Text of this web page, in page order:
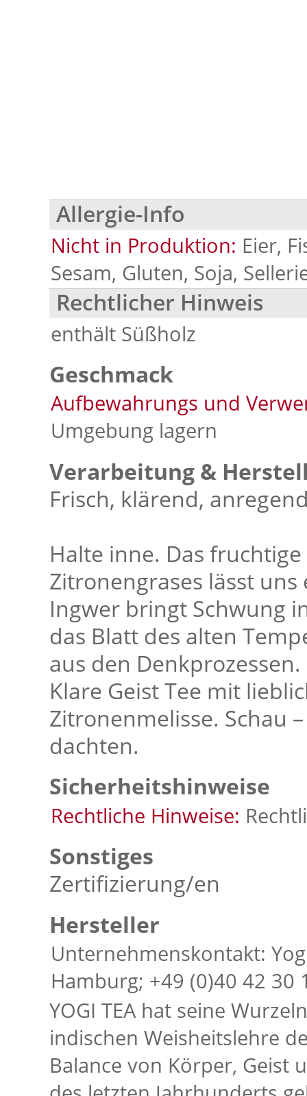
Allergie-Info
Nicht in Produktion: Eier,
Sesam, Gluten, Soja,
Rechtlicher Hinweis
enthält Süßholz
Geschmack
Aufbewahrungs und
Umgebung lagern
Verarbeitung &
Frisch, klärend,
Halte inne. Das
Zitronengrases lässt
Ingwer bringt Schwung
das Blatt des alten
aus den
Klare Geist Tee mit
Zitronenmelisse. Schau
dachten.
Sicherheitshinweise
Rechtliche Hinweise:
Sonstiges
Zertifizierung/en
Hersteller
Unternehmenskontakt:
Hamburg; +49 (0)40 42 30
YOGI TEA hat seine
indischen Weisheitslehre
Balance von Körper, Geist